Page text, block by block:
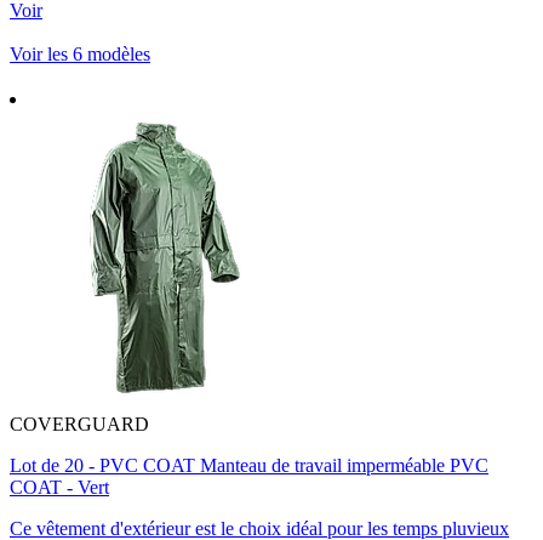
Voir
Voir les 6 modèles
COVERGUARD
Lot de 20 - PVC COAT Manteau de travail imperméable PVC
COAT - Vert
Ce vêtement d'extérieur est le choix idéal pour les temps pluvieux